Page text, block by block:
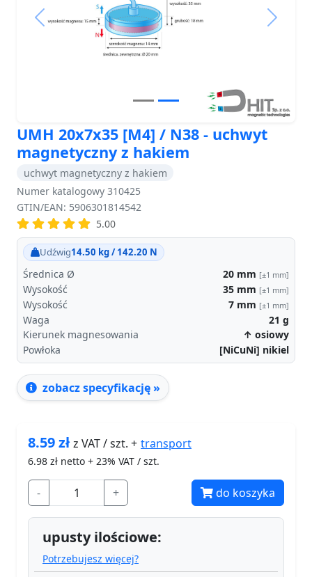
Previous Next
UMH 20x7x35 [M4] / N38 - uchwyt
magnetyczny z hakiem
uchwyt magnetyczny z hakiem
Numer katalogowy 310425
GTIN/EAN: 5906301814542
5.00
Udźwig14.50 kg / 142.20 N
Średnica Ø 20 mm [±1 mm]
Wysokość 35 mm [±1 mm]
Wysokość 7 mm [±1 mm]
Waga 21 g
Kierunek magnesowania
↑ osiowy
Powłoka
[NiCuNi] nikiel
zobacz specyfikację »
8.59złz VAT / szt. + transport
6.98 zł netto + 23% VAT / szt.
- + do koszyka
upusty ilościowe:
Potrzebujesz więcej?